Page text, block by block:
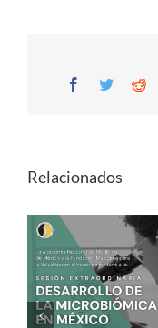
Facebook
Twitter
Relacionados